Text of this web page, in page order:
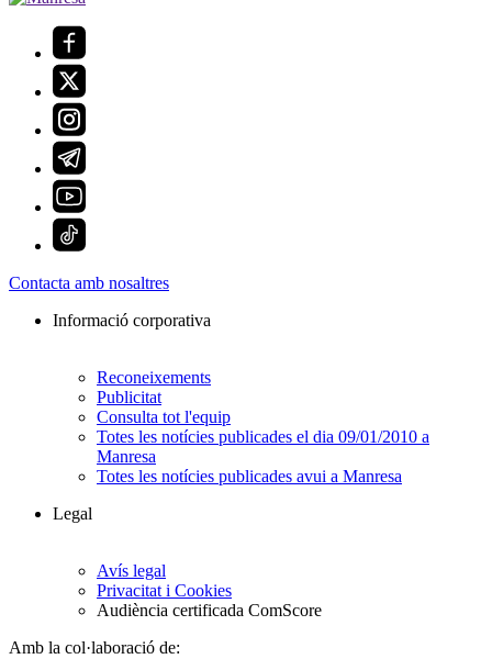
Contacta amb nosaltres
Informació corporativa
Reconeixements
Publicitat
Consulta tot l'equip
Totes les notícies publicades el dia 09/01/2010 a
Manresa
Totes les notícies publicades avui a Manresa
Legal
Avís legal
Privacitat i Cookies
Audiència certificada ComScore
Amb la col·laboració de: